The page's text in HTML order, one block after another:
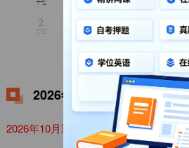
2026年10月重庆自考考
2026年10月重庆自考考试
2026年10月重庆自考考试时间迟到了